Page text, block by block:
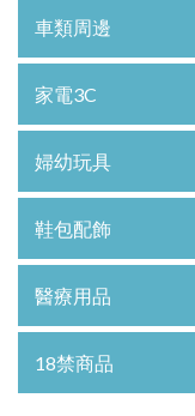
車類周邊
家電3C
婦幼玩具
鞋包配飾
醫療用品
18禁商品